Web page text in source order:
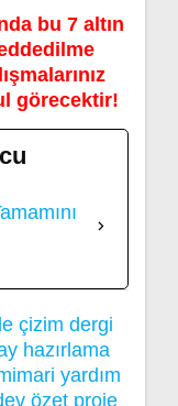
bu 7 altın
görecektir!
çizim dergi
hazırlama
yardım
özet proje